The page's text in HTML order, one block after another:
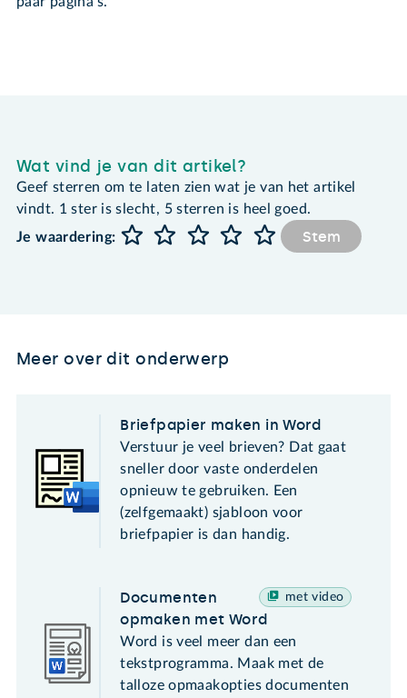
Wat vind je van dit artikel?
Geef sterren om te laten zien wat je van het artikel
vindt. 1 ster is slecht, 5 sterren is heel goed.
Je waardering:
Stem
Meer over dit onderwerp
Briefpapier maken in Word
Verstuur je veel brieven? Dat gaat
sneller door vaste onderdelen
opnieuw te gebruiken. Een
(zelfgemaakt) sjabloon voor
briefpapier is dan handig.
met video
Documenten
opmaken met Word
Word is veel meer dan een
tekstprogramma. Maak met de
talloze opmaakopties documenten